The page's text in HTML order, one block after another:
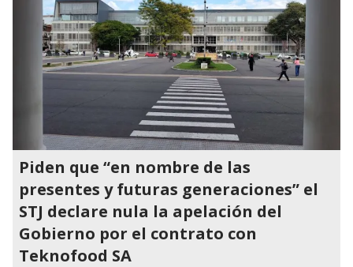
Piden que “en nombre de las
presentes y futuras generaciones” el
STJ declare nula la apelación del
Gobierno por el contrato con
Teknofood SA